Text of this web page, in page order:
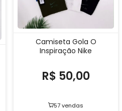
Camiseta Gola O
Inspiração Nike
R$ 50,00
57 vendas